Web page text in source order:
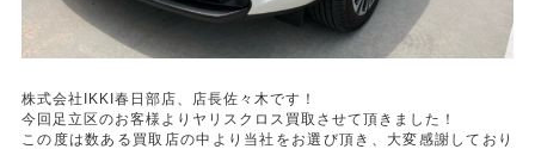
株式会社IKKI春日部店、店長佐々木です！
今回足立区のお客様よりヤリスクロス買取させて頂きました！
この度は数ある買取店の中より当社をお選び頂き、大変感謝しており